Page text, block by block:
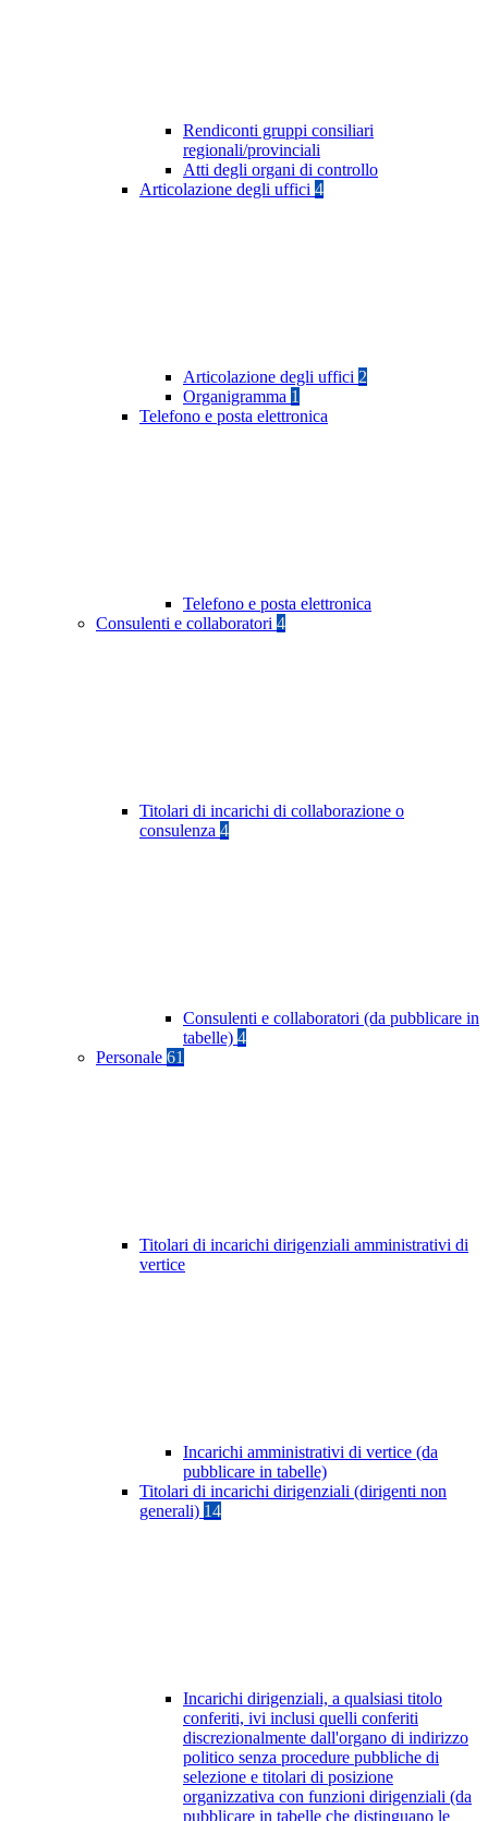
Rendiconti gruppi consiliari
regionali/provinciali
Atti degli organi di controllo
Articolazione degli uffici 4
Articolazione degli uffici 2
Organigramma 1
Telefono e posta elettronica
Telefono e posta elettronica
Consulenti e collaboratori 4
Titolari di incarichi di collaborazione o
consulenza 4
Consulenti e collaboratori (da pubblicare in
tabelle) 4
Personale 61
Titolari di incarichi dirigenziali amministrativi di
vertice
Incarichi amministrativi di vertice (da
pubblicare in tabelle)
Titolari di incarichi dirigenziali (dirigenti non
generali) 14
Incarichi dirigenziali, a qualsiasi titolo
conferiti, ivi inclusi quelli conferiti
discrezionalmente dall'organo di indirizzo
politico senza procedure pubbliche di
selezione e titolari di posizione
organizzativa con funzioni dirigenziali (da
pubblicare in tabelle che distinguano le